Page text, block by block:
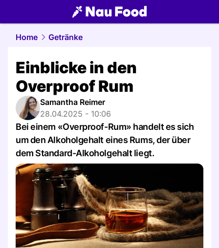
food.NAU.ch
Home Getränke
Einblicke in den
Overproof Rum
Samantha Reimer
28.04.2025 - 10:06
Bei einem «Overproof-Rum» handelt es sich
um den Alkoholgehalt eines Rums, der über
dem Standard-Alkoholgehalt liegt.